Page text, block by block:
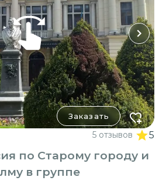
Заказать
5 отзывов 5
по Старому городу и
в группе